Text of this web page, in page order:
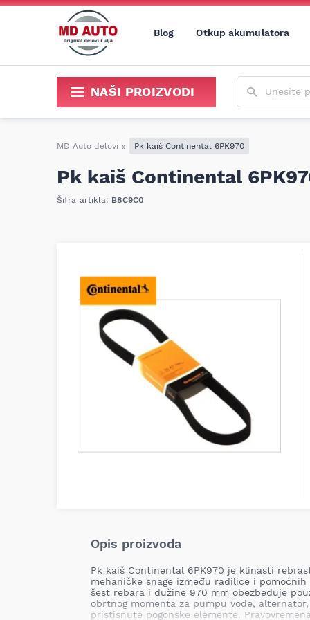
Blog Otkup akumulatora
NAŠI PROIZVODI
MD Auto delovi » Pk kaiš Continental 6PK970
Pk kaiš Continental
Šifra artikla: B8C9C0
Opis proizvoda
Pk kaiš Continental 6PK970 je klinasti
mehaničke snage između radilice i pomoćnih
šest rebara i dužine 970 mm obezbeđuje
obrtnog momenta za pumpu vode,
pristisnute pogonske elemente.